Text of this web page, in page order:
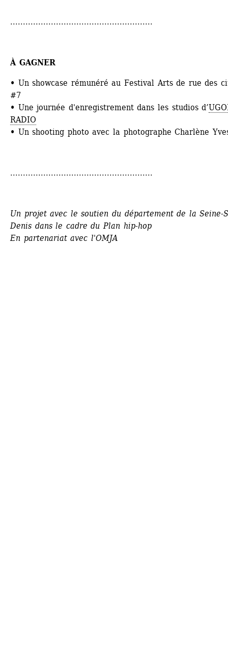
........................................................
À GAGNER
• Un showcase rémunéré au Festival Arts de rue des
#7
• Une journée d'enregistrement dans les studios d’
RADIO
• Un shooting photo avec la photographe Charlène
........................................................
Un projet avec le soutien du département de la Seine-
Denis dans le cadre du Plan hip-hop
En partenariat avec l'OMJA